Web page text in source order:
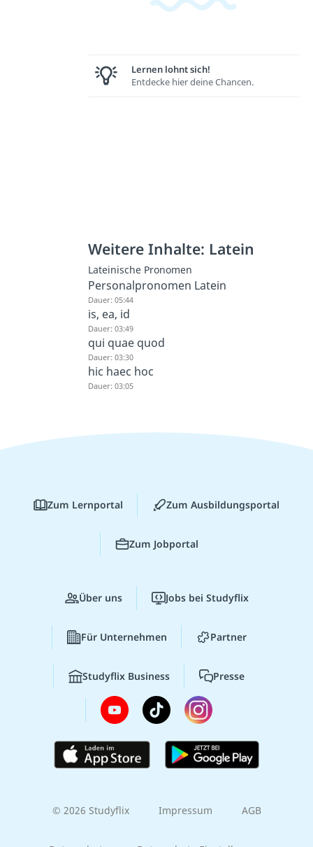
Lernen lohnt sich!
Entdecke hier deine Chancen.
Weitere Inhalte: Latein
Lateinische Pronomen
Personalpronomen Latein
Dauer: 05:44
is, ea, id
Dauer: 03:49
qui quae quod
Dauer: 03:30
hic haec hoc
Dauer: 03:05
Zum Lernportal Zum Ausbildungsportal
Zum Jobportal
Über uns Jobs bei Studyflix
Für Unternehmen Partner
Studyflix Business Presse
© 2026 Studyflix Impressum AGB